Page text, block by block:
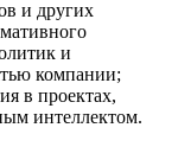
и других
и
компании;
в проектах,
интеллектом.